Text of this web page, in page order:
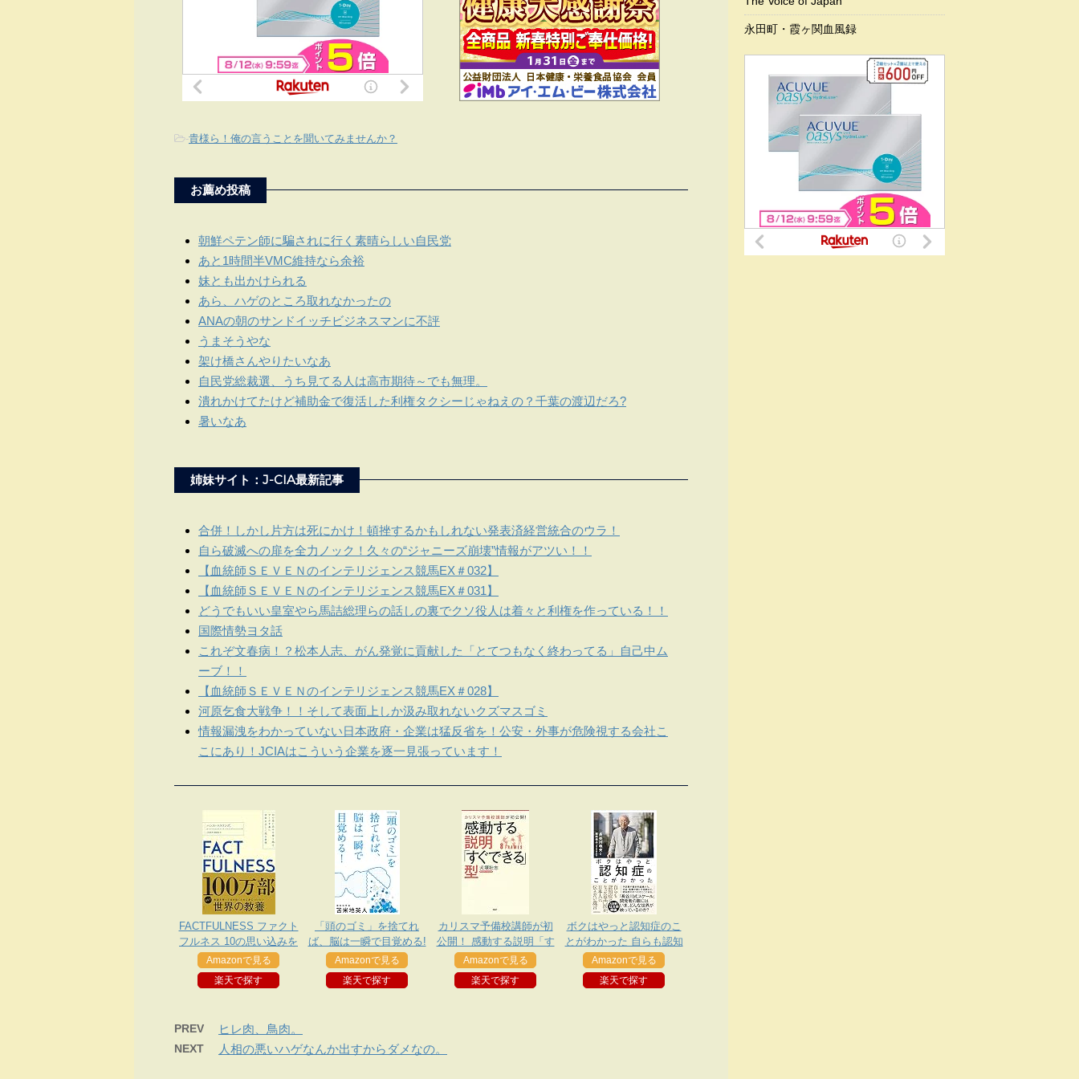
-貴様ら！俺の言うことを聞いてみませんか？
お薦め投稿
朝鮮ペテン師に騙されに行く素晴らしい自民党
あと1時間半VMC維持なら余裕
妹とも出かけられる
あら、ハゲのところ取れなかったの
ANAの朝のサンドイッチビジネスマンに不評
うまそうやな
架け橋さんやりたいなあ
自民党総裁選、うち見てる人は高市期待～でも無理。
潰れかけてたけど補助金で復活した利権タクシーじゃねえの？千葉の渡辺だろ?
暑いなあ
姉妹サイト：J-CIA最新記事
合併！しかし片方は死にかけ！頓挫するかもしれない発表済経営統合のウラ！
自ら破滅への扉を全力ノック！久々の“ジャニーズ崩壊”情報がアツい！！
【血統師ＳＥＶＥＮのインテリジェンス競馬EX＃032】
【血統師ＳＥＶＥＮのインテリジェンス競馬EX＃031】
どうでもいい皇室やら馬詰総理らの話しの裏でクソ役人は着々と利権を作っている！！
国際情勢ヨタ話
これぞ文春病！？松本人志、がん発覚に貢献した「とてつもなく終わってる」自己中ム
ーブ！！
【血統師ＳＥＶＥＮのインテリジェンス競馬EX＃028】
河原乞食大戦争！！そして表面上しか汲み取れないクズマスゴミ
情報漏洩をわかっていない日本政府・企業は猛反省を！公安・外事が危険視する会社こ
こにあり！JCIAはこういう企業を逐一見張っています！
FACTFULNESS ファクト
フルネス 10の思い込みを
乗り越え、データを基に
世界を正しく見る習慣
Amazonで見る
楽天で探す
「頭のゴミ」を捨てれ
ば、脳は一瞬で目覚める!
Amazonで見る
楽天で探す
カリスマ予備校講師が初
公開！ 感動する説明「す
ぐできる」型
Amazonで見る
楽天で探す
ボクはやっと認知症のこ
とがわかった 自らも認知
症になった専門医が、日
本人に伝えたい遺言
Amazonで見る
楽天で探す
PREV ヒレ肉、鳥肉。
NEXT 人相の悪いハゲなんか出すからダメなの。
永田町・霞ヶ関血風録